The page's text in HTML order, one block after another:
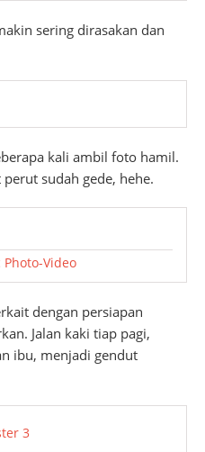
sering dirasakan dan
kali ambil foto hamil.
sudah gede, hehe.
Video
dengan persiapan
Jalan kaki tiap pagi,
ibu, menjadi gendut
3